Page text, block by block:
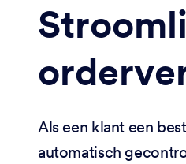
Als een klant een
automatisch